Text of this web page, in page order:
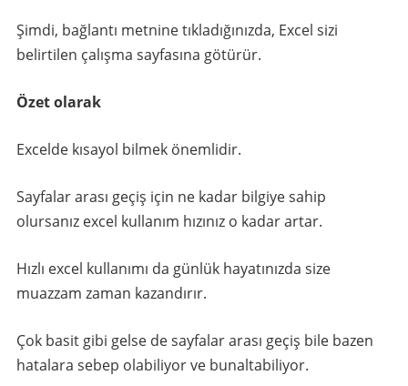
Şimdi, bağlantı metnine tıkladığınızda, Excel sizi
belirtilen çalışma sayfasına götürür.
Özet olarak
Excelde kısayol bilmek önemlidir.
Sayfalar arası geçiş için ne kadar bilgiye sahip
olursanız excel kullanım hızınız o kadar artar.
Hızlı excel kullanımı da günlük hayatınızda size
muazzam zaman kazandırır.
Çok basit gibi gelse de sayfalar arası geçiş bile bazen
hatalara sebep olabiliyor ve bunaltabiliyor.